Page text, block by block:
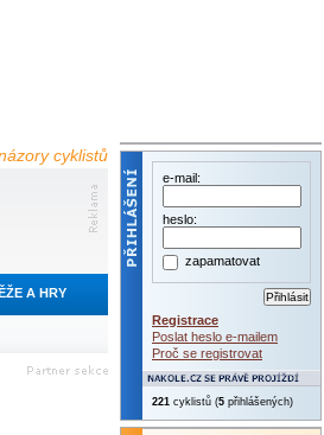
cyklistů
A HRY
e-mail:
heslo:
zapamatovat
Registrace
Poslat heslo e-mailem
Proč se registrovat
221 cyklistů (5 přihlášených)